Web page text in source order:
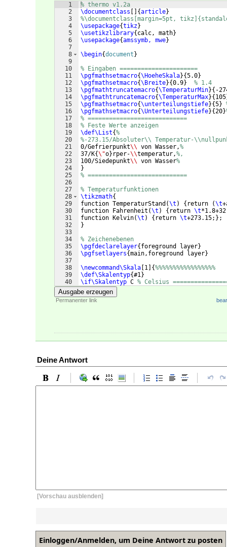
1
2
3
4
5
6
7
8
9
10
11
12
13
14
15
16
17
18
19
20
21
22
23
24
25
26
27
28
29
30
31
32
33
34
35
36
37
38
39
40
41
% thermo v1.2a
\documentclass [ ] {article}
%\documentclass[margin=5pt,
\usepackage{tikz}
\usetikzlibrary{calc, math}
\usepackage{amssymb, mwe}
\begin{document}
% Eingaben ======================
\pgfmathsetmacro{\HoeheSkala}{5.0}
\pgfmathsetmacro{\Breite}{0.9}
% 1.4
\pgfmathtruncatemacro{\TemperaturMin}{ -
\pgfmathtruncatemacro{\TemperaturMax}{105
\pgfmathsetmacro{\unterteilungstiefe}{5}
\pgfmathsetmacro{\Unterteilungstiefe}{20}
% ============================
% Feste Werte anzeigen
\def\List{%
%-273.15/Absoluter\\ Temperatur-
0/Gefrierpunkt\\ von Wasser,%
37/K{\"o} rper-\\temperatur,%,
100/Siedepunkt\\ von Wasser%
}
% ============================
% Temperaturfunktionen
\tikzmath{
function TemperaturStand (\t ) { return (\t
function Fahrenheit (\t ) { return \t
function Kelvin(\t ) { return \t+273.15; }
}
% Zeichenebenen
\pgfdeclarelayer{foreground layer}
\pgfsetlayers{main,foreground layer}
\newcommand\Skala [1 ] {%%%%%%%%%%%%%%%%%
\def\Skalentyp{#1 }
\if\Skalentyp C % Celsius
\pgfmathtruncatemacro
Ausgabe erzeugen
Permanenter link
Deine Antwort
[Vorschau ausblenden]